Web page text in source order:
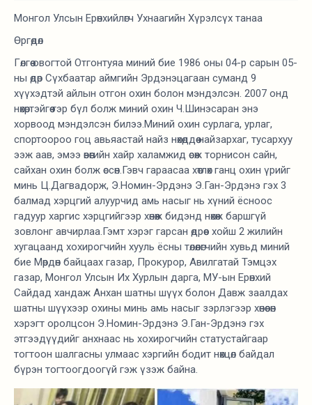
Монгол Улсын Ерөнхийлөгч Ухнаагийн Хүрэлсүх танаа
Өргөдөл
Гөлгөө овогтой Отгонтуяа миний бие 1986 оны 04-р сарын 05-
ны өдөр Сүхбаатар аймгийн Эрдэнэцагаан суманд 9
хүүхэдтэй айлын отгон охин болон мэндэлсэн. 2007 онд
нөхөртэйгөө гэр бүл болж миний охин Ч.Шинэсаран энэ
хорвоод мэндэлсэн билээ.Миний охин сурлага, урлаг,
спортоороо гоц авьяастай найз нөхөддөө найзархаг, тусархуу
ээж аав, эмээ өвөөгийн хайр халамжид өсөж торнисон сайн,
сайхан охин болж өссөн.Гэвч гараасаа хөтлөх ганц охин үрийг
минь Ц.Дагвадорж, Э.Номин-Эрдэнэ Э.Ган-Эрдэнэ гэх 3
балмад хэрцгий алуурчид амь насыг нь хүний ёсноос
гадуур харгис хэрцгийгээр хөнөөж бидэнд нөхөж баршгүй
зовлонг авчирлаа.Гэмт хэрэг гарсан өдрөөс хойш 2 жилийн
хугацаанд хохирогчийн хууль ёсны төлөөлөгчийн хувьд миний
бие Мөрдөн байцаах газар, Прокурор, Авилгатай Тэмцэх
газар, Монгол Улсын Их Хурлын дарга, МУ-ын Ерөнхий
Сайдад хандаж Анхан шатны шүүх болон Давж заалдах
шатны шүүхээр охины минь амь насыг зэрлэгээр хөнөөсөн
хэрэгт оролцсон Э.Номин-Эрдэнэ Э.Ган-Эрдэнэ гэх
этгээдүүдийг анхнаас нь хохирогчийн статустайгаар
тогтоон шалгасны улмаас хэргийн бодит нөхцөл байдал
бүрэн тогтоогдоогүй гэж үзэж байна.